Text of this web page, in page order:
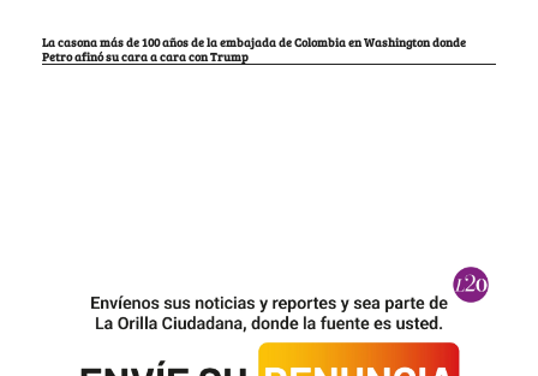
La casona más de 100 años de la embajada de Colombia en Washington donde
Petro afinó su cara a cara con Trump